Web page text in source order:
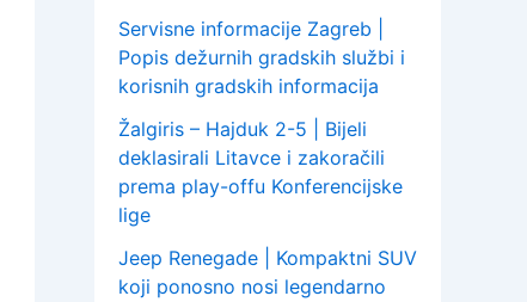
Servisne informacije Zagreb |
Popis dežurnih gradskih službi i
korisnih gradskih informacija
Žalgiris – Hajduk 2-5 | Bijeli
deklasirali Litavce i zakoračili
prema play-offu Konferencijske
lige
Jeep Renegade | Kompaktni SUV
koji ponosno nosi legendarno